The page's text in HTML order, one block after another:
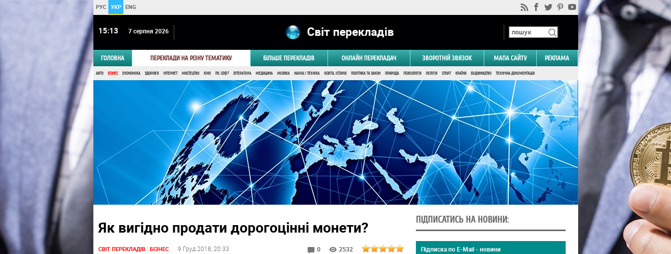
РУС УКР ENG
15 13 7 серпня 2026 Світ перекладів
ГОЛОВНА ПЕРЕКЛАДИ НА РІЗНУ ТЕМАТИКУ БІЛЬШЕ ПЕРЕКЛАДІВ ОНЛАЙН ПЕРЕКЛАДАЧ ЗВОРОТНІЙ ЗВЯЗОК МАПА САЙТУ РЕКЛАМА
АВТО БІЗНЕС ЕКОНОМІКА ЗДОРОВ'Я ІНТЕРНЕТ МИСТЕЦТВО КІНО ПК, СОФТ ЛІТЕРАТУРА МЕДИЦИНА МУЗИКА НАУКА І ТЕХНІКА ОСВІТА, ІСТОРІЯ ПОЛІТИКА ТА ЗАКОН ПРИРОДА ПСИХОЛОГІЯ РЕЛІГІЯ СПОРТ КРАЇНИ БУДІВНИЦТВО ТЕХНІЧНА ДОКУМЕНТАЦІЯ
Як вигідно продати дорогоцінні монети?
СВІТ ПЕРЕКЛАДІВ: БІЗНЕС 9 Груд 2018 , 20:33 0 2532
ПІДПИСАТИСЬ НА НОВИНИ:
Підписка по E-Mail - новини